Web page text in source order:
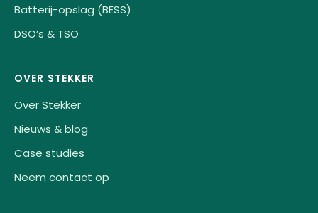
Batterij-opslag (BESS)
DSO’s & TSO
OVER STEKKER
Over Stekker
Nieuws & blog
Case studies
Neem contact op